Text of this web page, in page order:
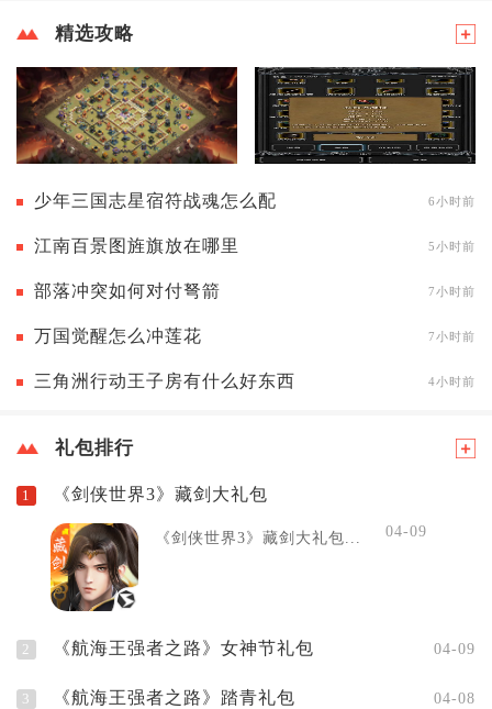
精选攻略
少年三国志星宿符战魂怎么配 6小时前
江南百景图旌旗放在哪里 5小时前
部落冲突如何对付弩箭 7小时前
万国觉醒怎么冲莲花 7小时前
三角洲行动王子房有什么好东西 4小时前
礼包排行
1 《剑侠世界3》藏剑大礼包
《剑侠世界3》藏剑大礼包... 04-09
2 《航海王强者之路》女神节礼包 04-09
3 《航海王强者之路》踏青礼包 04-08